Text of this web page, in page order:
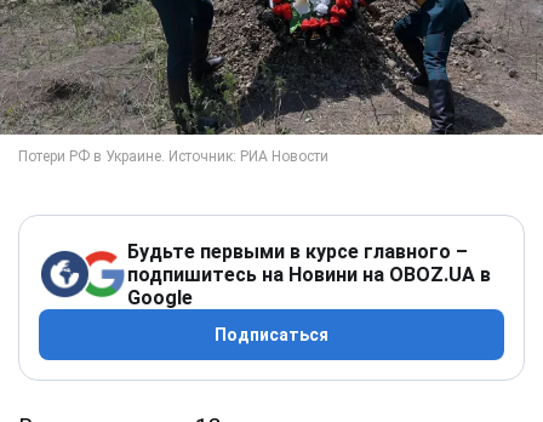
Будьте первыми в курсе главного –
подпишитесь на Новини на OBOZ.UA в
Google
Подписаться